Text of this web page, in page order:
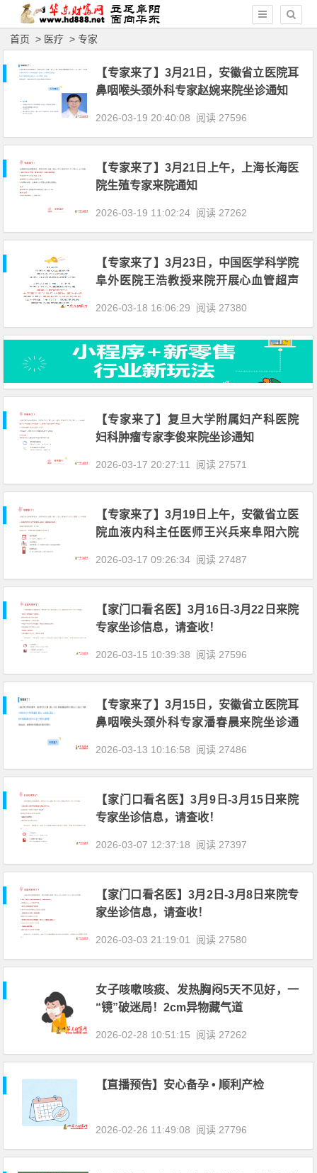
首页 > 医疗 >专家
【专家来了】3月21日，安徽省立医院耳
鼻咽喉头颈外科专家赵婉来院坐诊通知
2026-03-19 20:40:08 阅读 27596
【专家来了】3月21日上午，上海长海医
院生殖专家来院通知
2026-03-19 11:02:24 阅读 27262
【专家来了】3月23日，中国医学科学院
阜外医院王浩教授来院开展心血管超声
2026-03-18 16:06:29 阅读 27380
【专家来了】复旦大学附属妇产科医院
妇科肿瘤专家李俊来院坐诊通知
2026-03-17 20:27:11 阅读 27571
【专家来了】3月19日上午，安徽省立医
院血液内科主任医师王兴兵来阜阳六院
2026-03-17 09:26:34 阅读 27487
【家门口看名医】3月16日-3月22日来院
专家坐诊信息，请查收！
2026-03-15 10:39:38 阅读 27596
【专家来了】3月15日，安徽省立医院耳
鼻咽喉头颈外科专家潘春晨来院坐诊通
2026-03-13 10:16:58 阅读 27486
【家门口看名医】3月9日-3月15日来院
专家坐诊信息，请查收！
2026-03-07 12:37:18 阅读 27397
【家门口看名医】3月2日-3月8日来院专
家坐诊信息，请查收！
2026-03-03 21:19:01 阅读 27580
女子咳嗽咳痰、发热胸闷5天不见好，一
“镜”破迷局！2cm异物藏气道
2026-02-28 10:51:15 阅读 27262
【直播预告】安心备孕 • 顺利产检
2026-02-26 11:49:08 阅读 27796